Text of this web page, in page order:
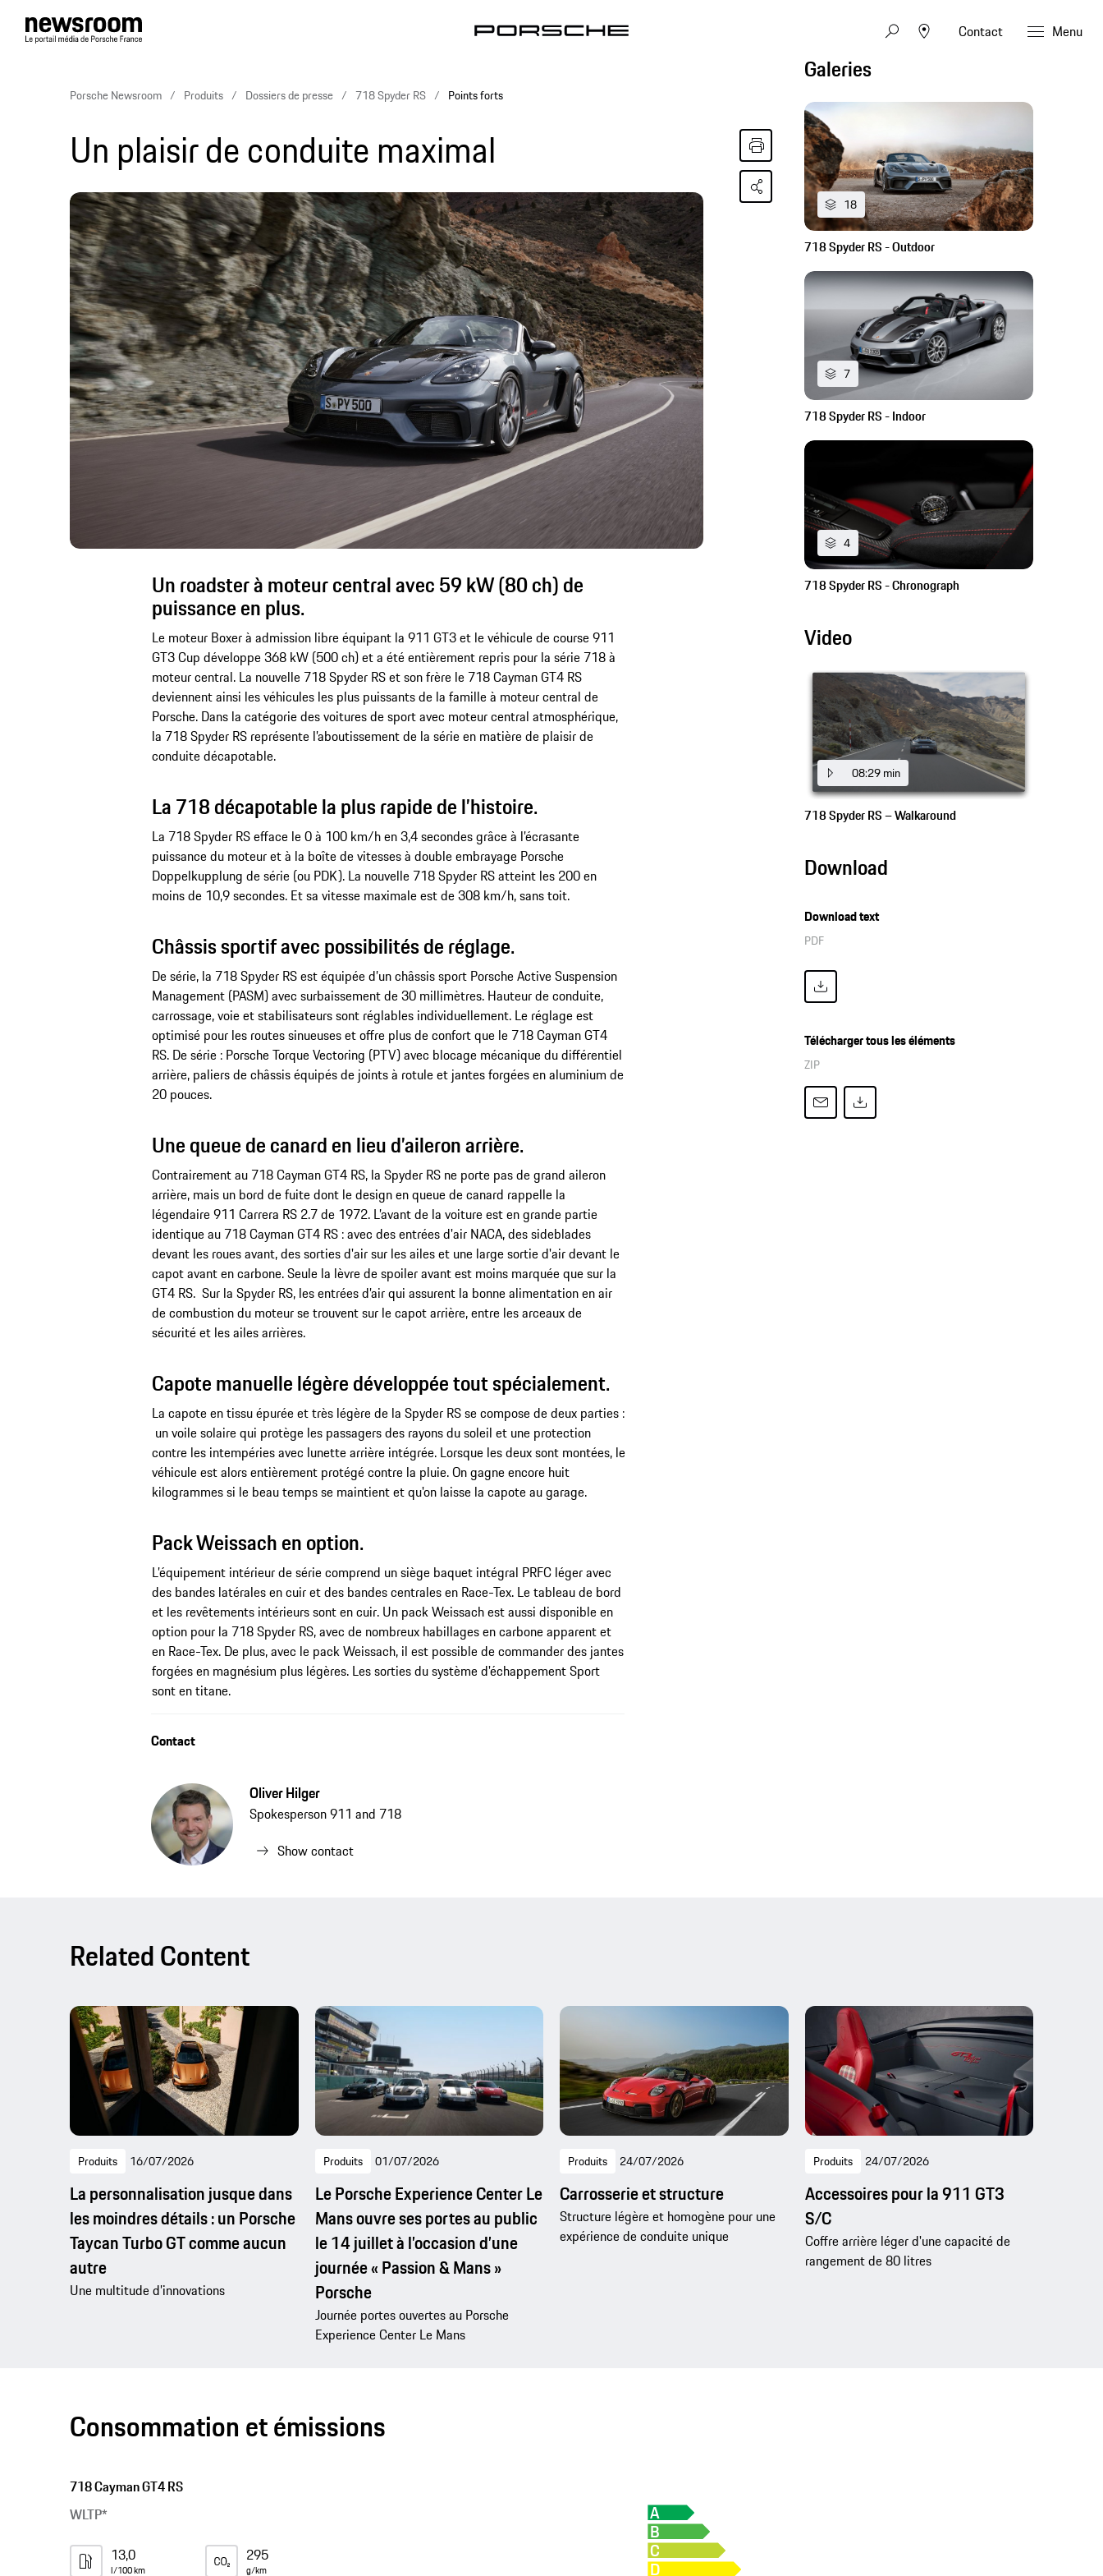
Contact Menu
Porsche Newsroom Produits Dossiers de presse 718 Spyder RS Points forts
Un plaisir de conduite maximal
Un roadster à moteur central avec 59 kW (80 ch) de
puissance en plus.
Le moteur Boxer à admission libre équipant la 911 GT3 et le véhicule de course 911
GT3 Cup développe 368 kW (500 ch) et a été entièrement repris pour la série 718 à
moteur central. La nouvelle 718 Spyder RS et son frère le 718 Cayman GT4 RS
deviennent ainsi les véhicules les plus puissants de la famille à moteur central de
Porsche. Dans la catégorie des voitures de sport avec moteur central atmosphérique,
la 718 Spyder RS représente l’aboutissement de la série en matière de plaisir de
conduite décapotable.
La 718 décapotable la plus rapide de l’histoire.
La 718 Spyder RS efface le 0 à 100 km/h en 3,4 secondes grâce à l’écrasante
puissance du moteur et à la boîte de vitesses à double embrayage Porsche
Doppelkupplung de série (ou PDK). La nouvelle 718 Spyder RS atteint les 200 en
moins de 10,9 secondes. Et sa vitesse maximale est de 308 km/h, sans toit.
Châssis sportif avec possibilités de réglage.
De série, la 718 Spyder RS est équipée d’un châssis sport Porsche Active Suspension
Management (PASM) avec surbaissement de 30 millimètres. Hauteur de conduite,
carrossage, voie et stabilisateurs sont réglables individuellement. Le réglage est
optimisé pour les routes sinueuses et offre plus de confort que le 718 Cayman GT4
RS. De série : Porsche Torque Vectoring (PTV) avec blocage mécanique du différentiel
arrière, paliers de châssis équipés de joints à rotule et jantes forgées en aluminium de
20 pouces.
Une queue de canard en lieu d’aileron arrière.
Contrairement au 718 Cayman GT4 RS, la Spyder RS ne porte pas de grand aileron
arrière, mais un bord de fuite dont le design en queue de canard rappelle la
légendaire 911 Carrera RS 2.7 de 1972. L’avant de la voiture est en grande partie
identique au 718 Cayman GT4 RS : avec des entrées d'air NACA, des sideblades
devant les roues avant, des sorties d'air sur les ailes et une large sortie d'air devant le
capot avant en carbone. Seule la lèvre de spoiler avant est moins marquée que sur la
GT4 RS. Sur la Spyder RS, les entrées d’air qui assurent la bonne alimentation en air
de combustion du moteur se trouvent sur le capot arrière, entre les arceaux de
sécurité et les ailes arrières.
Capote manuelle légère développée tout spécialement.
La capote en tissu épurée et très légère de la Spyder RS se compose de deux parties :
un voile solaire qui protège les passagers des rayons du soleil et une protection
contre les intempéries avec lunette arrière intégrée. Lorsque les deux sont montées, le
véhicule est alors entièrement protégé contre la pluie. On gagne encore huit
kilogrammes si le beau temps se maintient et qu'on laisse la capote au garage.
Pack Weissach en option.
L’équipement intérieur de série comprend un siège baquet intégral PRFC léger avec
des bandes latérales en cuir et des bandes centrales en Race-Tex. Le tableau de bord
et les revêtements intérieurs sont en cuir. Un pack Weissach est aussi disponible en
option pour la 718 Spyder RS, avec de nombreux habillages en carbone apparent et
en Race-Tex. De plus, avec le pack Weissach, il est possible de commander des jantes
forgées en magnésium plus légères. Les sorties du système d'échappement Sport
sont en titane.
Galeries
18
718 Spyder RS - Outdoor
7
718 Spyder RS - Indoor
4
718 Spyder RS - Chronograph
Video
08:29 min
718 Spyder RS – Walkaround
Download
Download text
PDF
Télécharger tous les éléments
ZIP
Contact
Oliver Hilger
Spokesperson 911 and 718
Show contact
Related Content
Produits 16/07/2026
La personnalisation jusque dans
les moindres détails : un Porsche
Taycan Turbo GT comme aucun
autre
Une multitude d’innovations
Produits 01/07/2026
Le Porsche Experience Center Le
Mans ouvre ses portes au public
le 14 juillet à l’occasion d’une
journée « Passion & Mans »
Porsche
Journée portes ouvertes au Porsche
Experience Center Le Mans
Produits 24/07/2026
Carrosserie et structure
Structure légère et homogène pour une
expérience de conduite unique
Produits 24/07/2026
Accessoires pour la 911 GT3
S/C
Coffre arrière léger d'une capacité de
rangement de 80 litres
Consommation et émissions
718 Cayman GT4 RS
WLTP*
13,0
l/100 km
295
g/km
A
B
C
D